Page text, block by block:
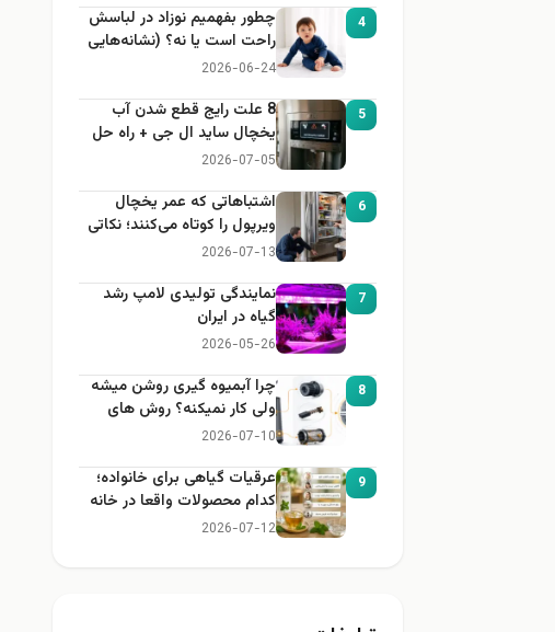
4
چطور بفهمیم نوزاد در لباسش
راحت است یا نه؟ (نشانه‌هایی
که هر مادر باید بداند)
2026-06-24
5
8 علت رایج قطع شدن آب
یخچال ساید ال جی + راه حل
2026-07-05
6
اشتباهاتی که عمر یخچال
ویرپول را کوتاه می‌کنند؛ نکاتی
که باید بدانید
2026-07-13
7
نمایندگی تولیدی لامپ رشد
گیاه در ایران
2026-05-26
8
چرا آبمیوه گیری روشن میشه
ولی کار نمیکنه؟ روش های
عیب یابی
2026-07-10
9
عرقیات گیاهی برای خانواده؛
کدام محصولات واقعا در خانه
کاربرد دارند؟
2026-07-12